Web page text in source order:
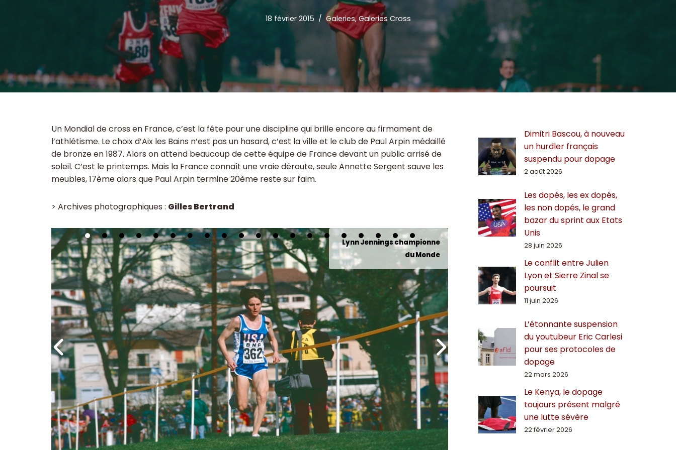
18 février 2015 Galeries, Galeries Cross
Un Mondial de cross en France, c’est la fête pour une discipline qui brille encore au firmament de
l’athlétisme. Le choix d’Aix les Bains n’est pas un hasard, c’est la ville et le club de Paul Arpin médaillé
de bronze en 1987. Alors on attend beaucoup de cette équipe de France devant un public arrisé de
soleil. C’est le printemps. Mais la France connaît une vraie déroute, seule Annette Sergent sauve les
meubles, 17ème alors que Paul Arpin termine 20ème reste sur faim.
> Archives photographiques : Gilles Bertrand
Albertina Dias médaillée
d'argent (dos. 281)
Dimitri Bascou, à nouveau
un hurdler français
suspendu pour dopage
2 août 2026
Les dopés, les ex dopés,
les non dopés, le grand
bazar du sprint aux Etats
Unis
28 juin 2026
Le conflit entre Julien
Lyon et Sierre Zinal se
poursuit
11 juin 2026
L’étonnante suspension
du youtubeur Eric Carlesi
pour ses protocoles de
dopage
22 mars 2026
Le Kenya, le dopage
toujours présent malgré
une lutte sévère
22 février 2026